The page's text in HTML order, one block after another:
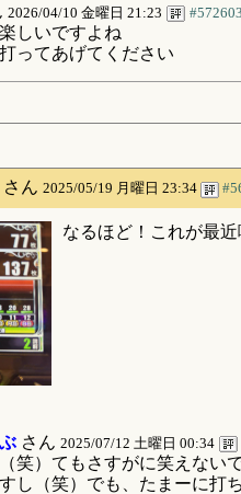
2026/04/10 金曜日 21:23
しいですよね
ってあげてください
さん 2025/05/19 月曜日 23:34
なるほど！これが最近
さん 2025/07/12 土曜日 00:34
笑）てもさすがに笑えない
し（笑）でも、たまーに打